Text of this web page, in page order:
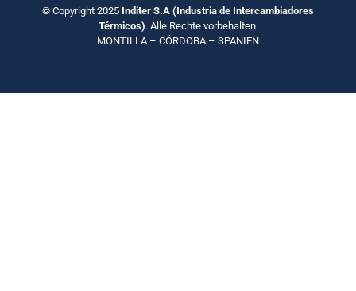
© Copyright 2025 Inditer S.A (Industria de Intercambiadores
Térmicos). Alle Rechte vorbehalten.
MONTILLA – CÓRDOBA – SPANIEN